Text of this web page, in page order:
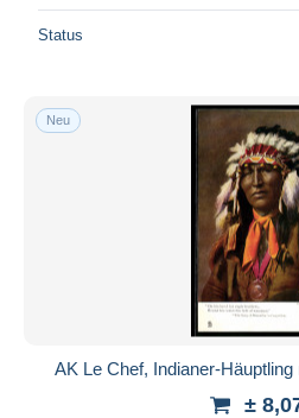
Status
Neu
AK Le Chef, Indianer-
±